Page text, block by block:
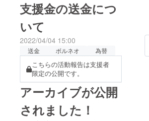
￥99,800※現地集合プランは
サンダカン空港集合になり
ます。ご自身でLCCなどの
航空券を手配していただ
き、安価でツアーにご参加
いただくことができます。
[一押しポイント]・Wongさ
んによるBSBCCの案内・
を最終的にBSBCCに届けま
した。為替の状況によりな
かなか送れずにいました
が、前回の活動報告のとお
り、Wong博士に連絡したと
ころ金額のことは気にしな
くていいから送金していい
よ とのことだったので送金
することにしました。送金
しましたが、円安は続くば
かりでした、、、いつまで
経っても金額は上がらない
ので、現地に早くお金を届
けたいという気持ちが大き
くなりました。そこでWong
博士に連絡したところ、
Wong博士も金額のことはあ
支援金の送金につ
いて
2022/04/04 15:00
送金 ボルネオ 為替
こちらの活動報告は支援者
限定の公開です。
アーカイブが公開
されました！